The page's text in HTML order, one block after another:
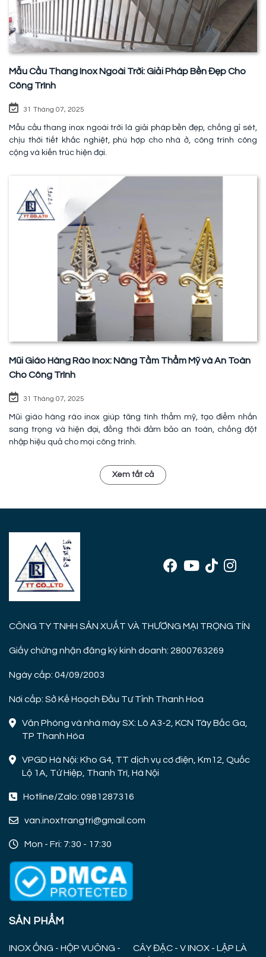
Mẫu Cầu Thang Inox Ngoài Trời: Giải Pháp Bền Đẹp Cho
Công Trình
31 Tháng 07, 2025
Mẫu cầu thang inox ngoài trời là giải pháp bền đẹp, chống gỉ sét,
chịu thời tiết khắc nghiệt, phù hợp cho nhà ở, công trình công
cộng và kiến trúc hiện đại.
Mũi Giáo Hàng Rào Inox: Nâng Tầm Thẩm Mỹ và An Toàn
Cho Công Trình
31 Tháng 07, 2025
Mũi giáo hàng rào inox giúp tăng tính thẩm mỹ, tạo điểm nhấn
sang trọng và hiện đại, đồng thời đảm bảo an toàn, chống đột
nhập hiệu quả cho mọi công trình.
Xem tất cả
CÔNG TY TNHH SẢN XUẤT VÀ THƯƠNG MẠI TRỌNG TÍN
Giấy chứng nhận đăng ký kinh doanh: 2800763269
Ngày cấp: 04/09/2003
Nơi cấp: Sở Kế Hoạch Đầu Tư Tỉnh Thanh Hoá
Văn Phòng và nhà máy SX: Lô A3-2, KCN Tây Bắc Ga,
TP Thanh Hóa
VPGD Hà Nội: Kho G4, TT dịch vụ cơ điện, Km12, Quốc
Lộ 1A, Tứ Hiệp, Thanh Trì, Hà Nội
Hotline/Zalo: 0981287316
van.inoxtrangtri@gmail.com
Mon - Fri: 7:30 - 17:30
SẢN PHẨM
INOX ỐNG - HỘP VUÔNG -
CÂY ĐẶC - V INOX - LẬP LÀ